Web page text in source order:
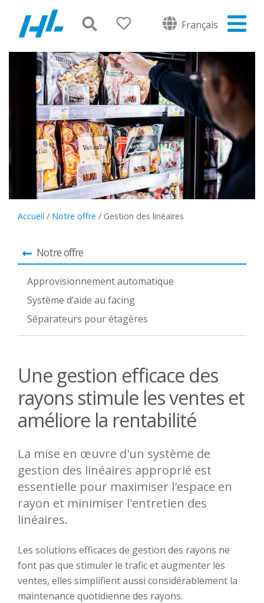
Français
Accueil / Notre offre / Gestion des linéaires
Notre offre
Approvisionnement automatique
Système d’aide au facing
Séparateurs pour étagères
Une gestion efficace des
rayons stimule les ventes et
améliore la rentabilité
La mise en œuvre d'un système de
gestion des linéaires approprié est
essentielle pour maximiser l'espace en
rayon et minimiser l'entretien des
linéaires.
Les solutions efficaces de gestion des rayons ne
font pas que stimuler le trafic et augmenter les
ventes, elles simplifient aussi considérablement la
maintenance quotidienne des rayons.